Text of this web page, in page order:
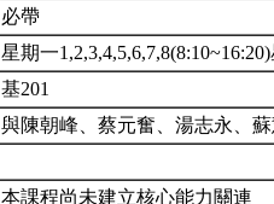
必帶
星期一
基201
與陳朝峰、蔡元奮、湯志永、
本課程尚未建立核心能力關連